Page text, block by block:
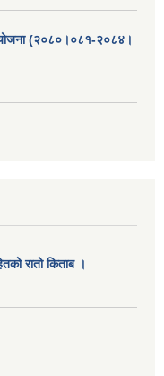
योजना (२०८०।०८१-२०८४।
रातो किताब ।